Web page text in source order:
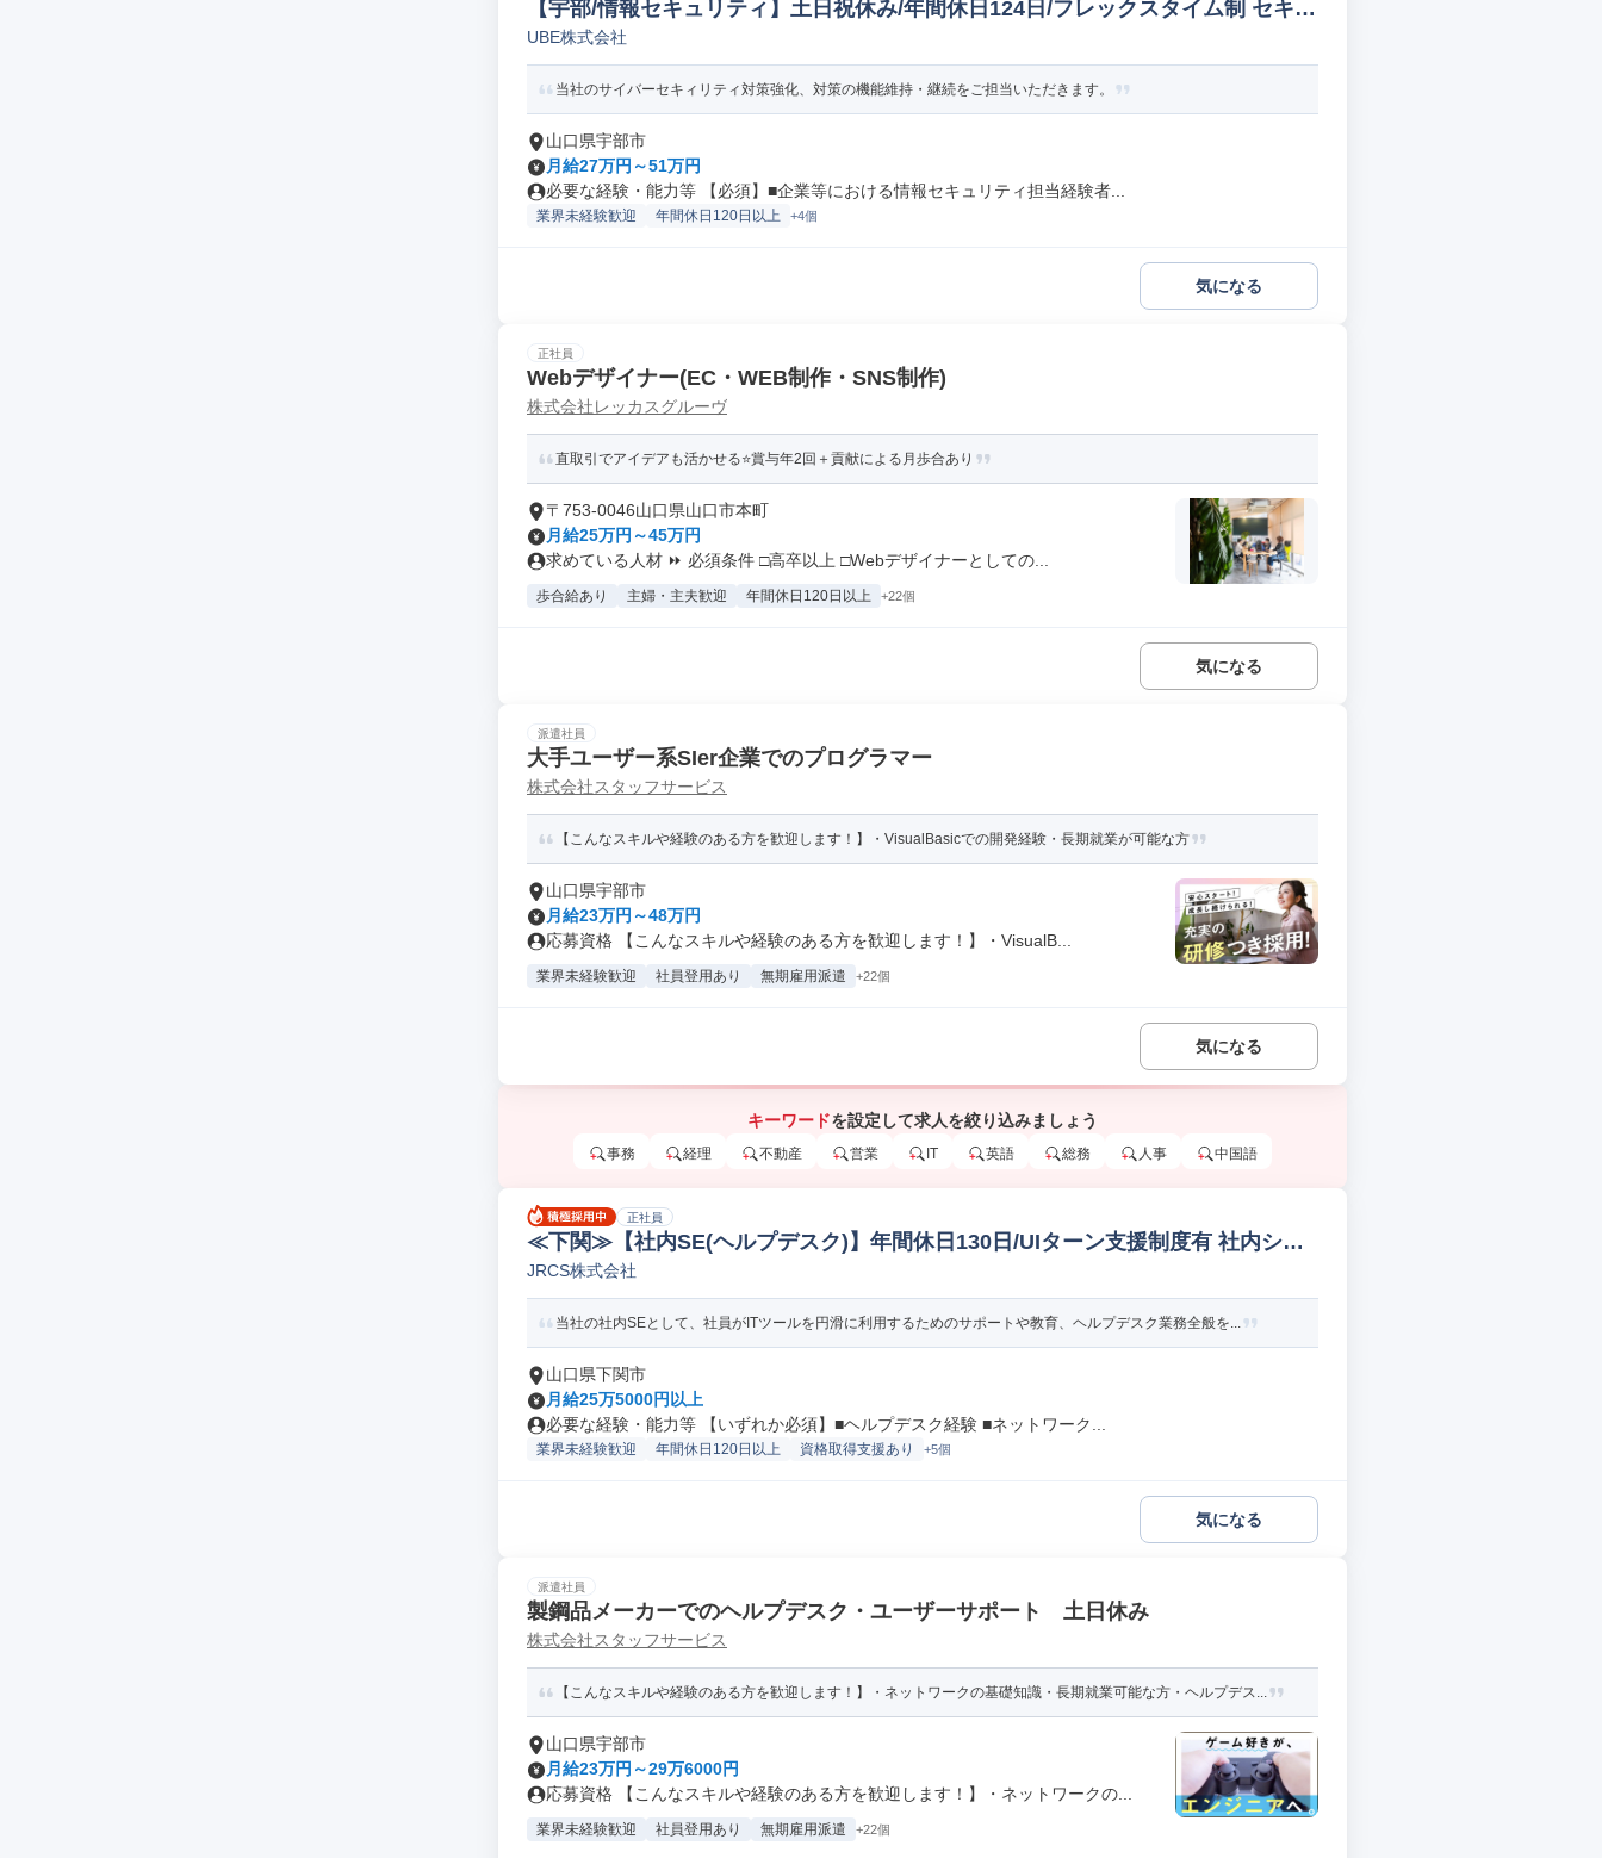
【宇部/情報セキュリティ】土日祝休み/年間休日124日/フレックスタイム制 セキュ
リティエンジニア
UBE株式会社
当社のサイバーセキィリティ対策強化、対策の機能維持・継続をご担当いただきます。
山口県宇部市
月給27万円～51万円
必要な経験・能力等 【必須】■企業等における情報セキュリティ担当経験者...
業界未経験歓迎 年間休日120日以上 +4個
気になる
正社員
Webデザイナー(EC・WEB制作・SNS制作)
株式会社レッカスグルーヴ
直取引でアイデアも活かせる⭐賞与年2回＋貢献による月歩合あり
〒753-0046山口県山口市本町
月給25万円～45万円
求めている人材 ⏩ 必須条件 □高卒以上 □Webデザイナーとしての...
歩合給あり 主婦・主夫歓迎 年間休日120日以上 +22個
気になる
派遣社員
大手ユーザー系SIer企業でのプログラマー
株式会社スタッフサービス
【こんなスキルや経験のある方を歓迎します！】・VisualBasicでの開発経験・長期就業が可能な方
山口県宇部市
月給23万円～48万円
応募資格 【こんなスキルや経験のある方を歓迎します！】・VisualB...
業界未経験歓迎 社員登用あり 無期雇用派遣 +22個
気になる
キーワードを設定して求人を絞り込みましょう
事務 経理 不動産 営業 IT 英語 総務 人事 中国語
正社員
≪下関≫【社内SE(ヘルプデスク)】年間休日130日/UIターン支援制度有 社内シス
テムエンジニア
JRCS株式会社
当社の社内SEとして、社員がITツールを円滑に利用するためのサポートや教育、ヘルプデスク業務全般を...
山口県下関市
月給25万5000円以上
必要な経験・能力等 【いずれか必須】■ヘルプデスク経験 ■ネットワーク...
業界未経験歓迎 年間休日120日以上 資格取得支援あり +5個
気になる
派遣社員
製鋼品メーカーでのヘルプデスク・ユーザーサポート 土日休み
株式会社スタッフサービス
【こんなスキルや経験のある方を歓迎します！】・ネットワークの基礎知識・長期就業可能な方・ヘルプデス...
山口県宇部市
月給23万円～29万6000円
応募資格 【こんなスキルや経験のある方を歓迎します！】・ネットワークの...
業界未経験歓迎 社員登用あり 無期雇用派遣 +22個